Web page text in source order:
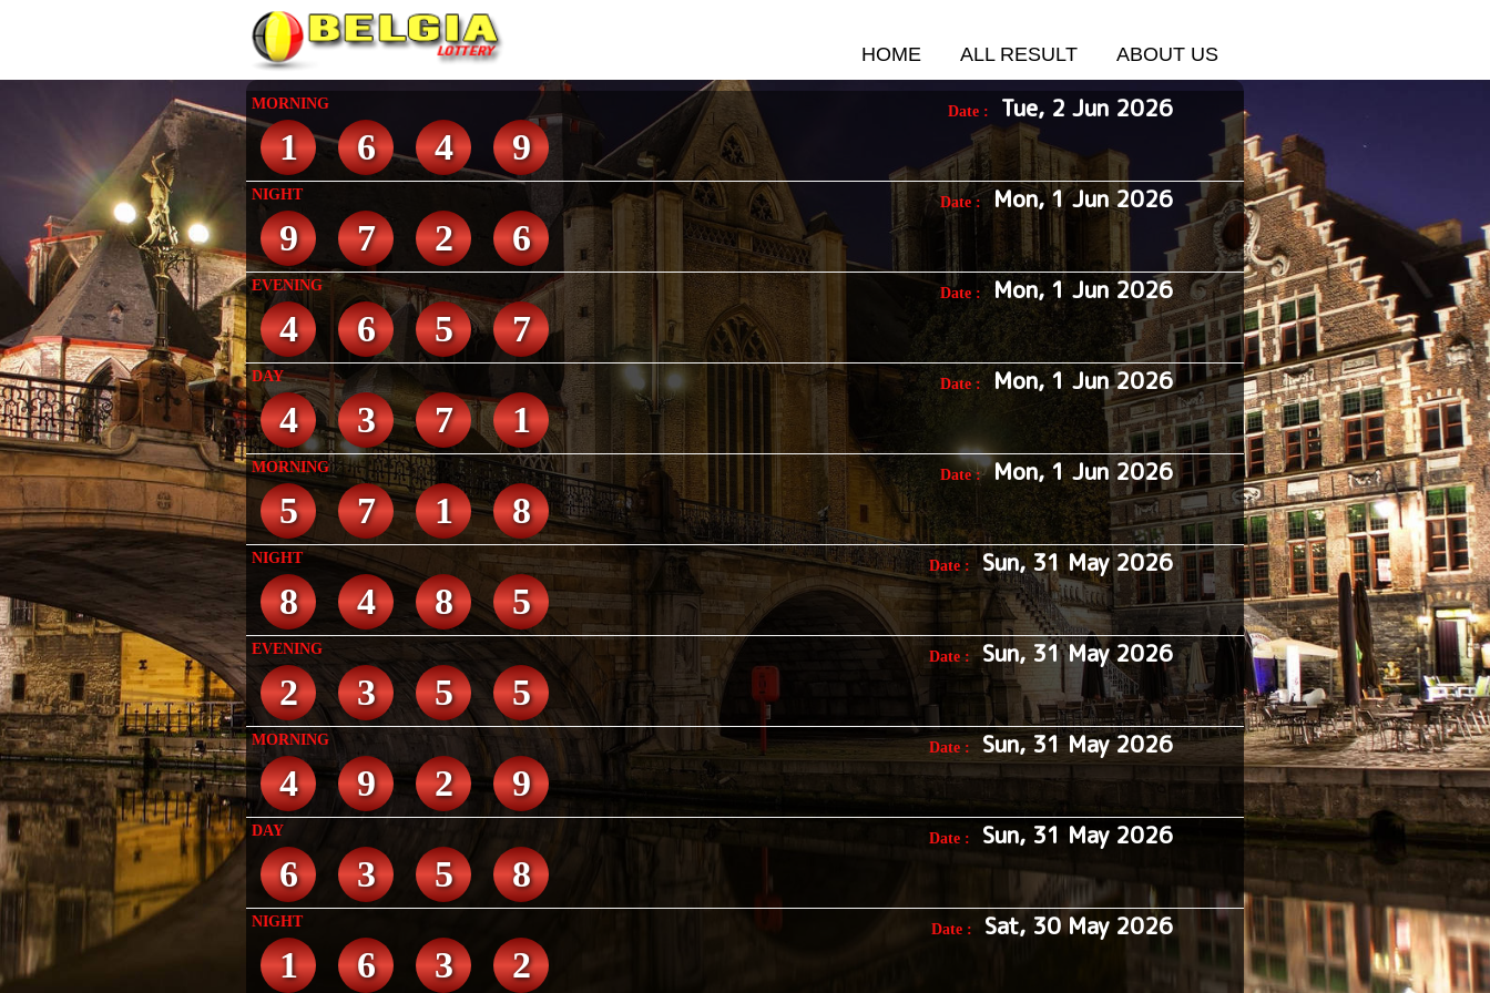
HOME ALL RESULT ABOUT US
MORNING Date : Tue, 2 Jun 2026
1 6 4 9
NIGHT Date : Mon, 1 Jun 2026
9 7 2 6
EVENING Date : Mon, 1 Jun 2026
4 6 5 7
DAY Date : Mon, 1 Jun 2026
4 3 7 1
MORNING Date : Mon, 1 Jun 2026
5 7 1 8
NIGHT Date : Sun, 31 May 2026
8 4 8 5
EVENING Date : Sun, 31 May 2026
2 3 5 5
MORNING Date : Sun, 31 May 2026
4 9 2 9
DAY Date : Sun, 31 May 2026
6 3 5 8
NIGHT Date : Sat, 30 May 2026
1 6 3 2